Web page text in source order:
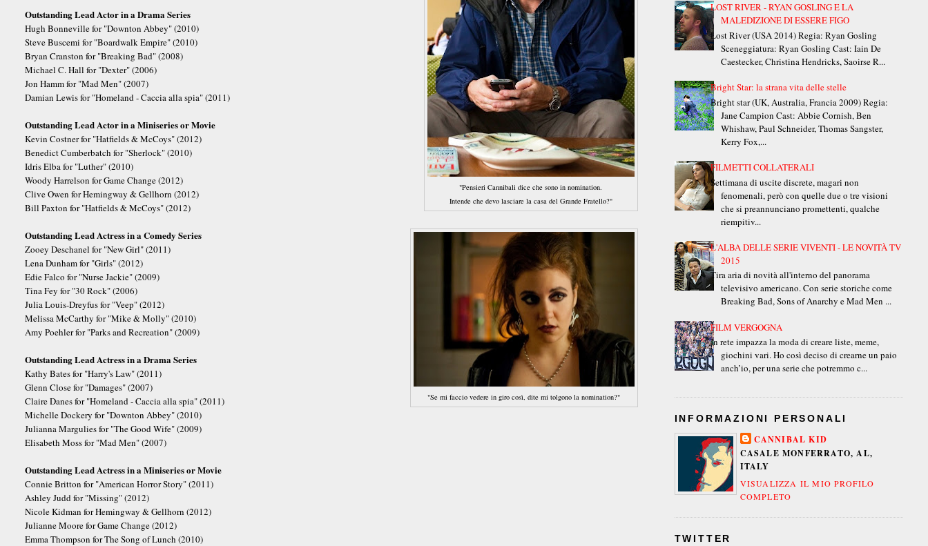
"Pensieri Cannibali dice che sono in nomination.
Intende che devo lasciare la casa del Grande Fratello?"
Outstanding Lead Actor in a Drama Series
Hugh Bonneville for "Downton Abbey" (2010)
Steve Buscemi for "Boardwalk Empire" (2010)
Bryan Cranston for "Breaking Bad" (2008)
Michael C. Hall for "Dexter" (2006)
Jon Hamm for "Mad Men" (2007)
Damian Lewis for "Homeland - Caccia alla spia" (2011)
Outstanding Lead Actor in a Miniseries or Movie
Kevin Costner for "Hatfields & McCoys" (2012)
Benedict Cumberbatch for "Sherlock" (2010)
Idris Elba for "Luther" (2010)
Woody Harrelson for Game Change (2012)
Clive Owen for Hemingway & Gellhorn (2012)
Bill Paxton for "Hatfields & McCoys" (2012)
"Se mi faccio vedere in giro così, dite mi tolgono la nomination?"
Outstanding Lead Actress in a Comedy Series
Zooey Deschanel for "New Girl" (2011)
Lena Dunham for "Girls" (2012)
Edie Falco for "Nurse Jackie" (2009)
Tina Fey for "30 Rock" (2006)
Julia Louis-Dreyfus for "Veep" (2012)
Melissa McCarthy for "Mike & Molly" (2010)
Amy Poehler for "Parks and Recreation" (2009)
Outstanding Lead Actress in a Drama Series
Kathy Bates for "Harry's Law" (2011)
Glenn Close for "Damages" (2007)
Claire Danes for "Homeland - Caccia alla spia" (2011)
Michelle Dockery for "Downton Abbey" (2010)
Julianna Margulies for "The Good Wife" (2009)
Elisabeth Moss for "Mad Men" (2007)
Outstanding Lead Actress in a Miniseries or Movie
Connie Britton for "American Horror Story" (2011)
Ashley Judd for "Missing" (2012)
Nicole Kidman for Hemingway & Gellhorn (2012)
Julianne Moore for Game Change (2012)
Emma Thompson for The Song of Lunch (2010)
LOST RIVER - RYAN GOSLING E LA
MALEDIZIONE DI ESSERE FIGO
Lost River (USA 2014) Regia: Ryan Gosling
Sceneggiatura: Ryan Gosling Cast: Iain De
Caestecker, Christina Hendricks, Saoirse R...
Bright Star: la strana vita delle stelle
Bright star (UK, Australia, Francia 2009) Regia:
Jane Campion Cast: Abbie Cornish, Ben
Whishaw, Paul Schneider, Thomas Sangster,
Kerry Fox,...
FILMETTI COLLATERALI
Settimana di uscite discrete, magari non
fenomenali, però con quelle due o tre visioni
che si preannunciano promettenti, qualche
riempitiv...
L'ALBA DELLE SERIE VIVENTI - LE NOVITÀ TV
2015
Tira aria di novità all'interno del panorama
televisivo americano. Con serie storiche come
Breaking Bad, Sons of Anarchy e Mad Men ...
FILM VERGOGNA
In rete impazza la moda di creare liste, meme,
giochini vari. Ho così deciso di crearne un paio
anch’io, per una serie che potremmo c...
INFORMAZIONI PERSONALI
CANNIBAL KID
CASALE MONFERRATO, AL,
ITALY
VISUALIZZA IL MIO PROFILO
COMPLETO
TWITTER